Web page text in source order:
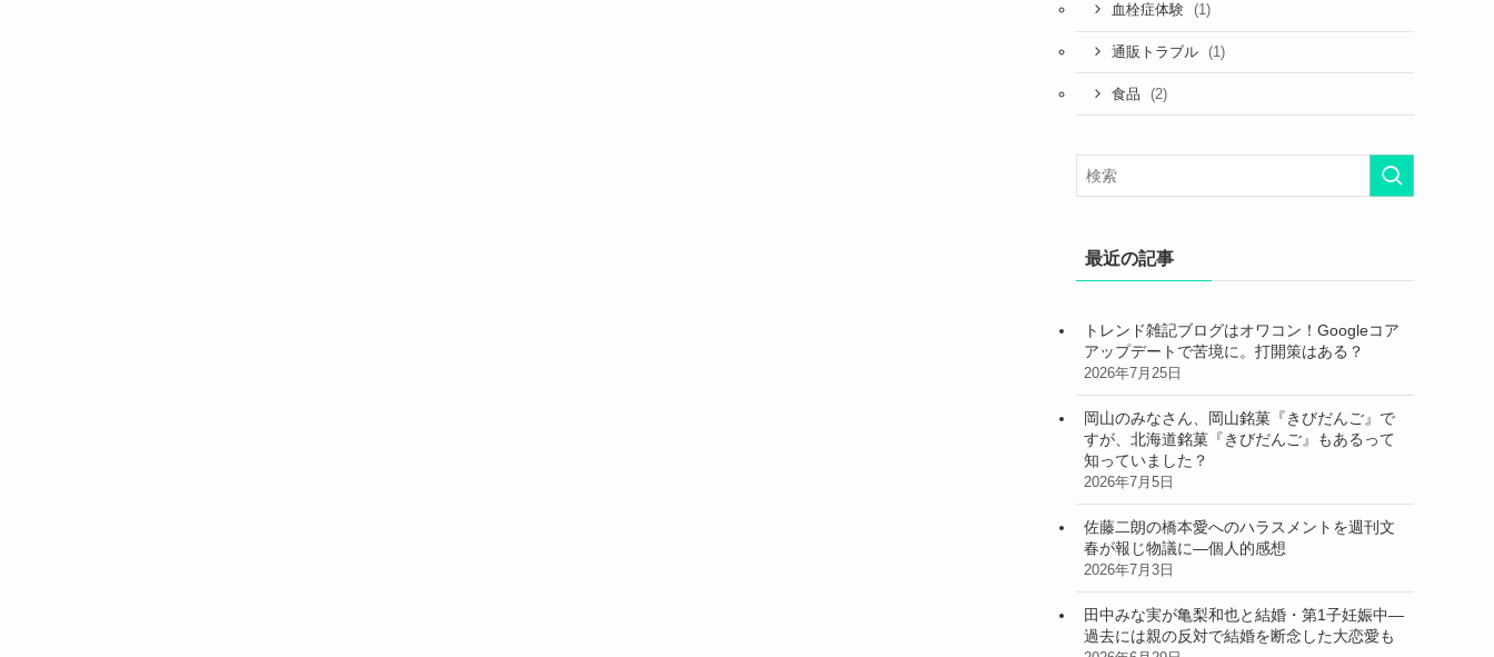
血栓症体験 (1)
通販トラブル (1)
食品 (2)
最近の記事
トレンド雑記ブログはオワコン！Googleコア
アップデートで苦境に。打開策はある？
2026年7月25日
岡山のみなさん、岡山銘菓『きびだんご』で
すが、北海道銘菓『きびだんご』もあるって
知っていました？
2026年7月5日
佐藤二朗の橋本愛へのハラスメントを週刊文
春が報じ物議に―個人的感想
2026年7月3日
田中みな実が亀梨和也と結婚・第1子妊娠中―
過去には親の反対で結婚を断念した大恋愛も